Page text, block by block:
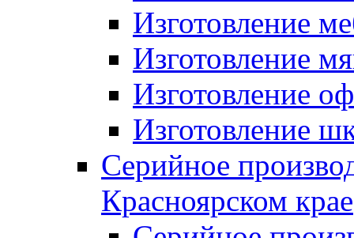
Изготовление
Изготовление
Изготовление
Изготовление
Серийное
Красноярском крае